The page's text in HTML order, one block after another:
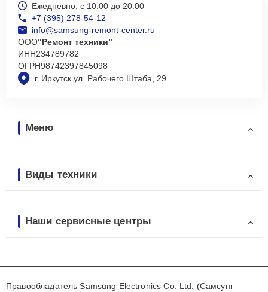
г. Иркутск ул. Рабочего Штаба, 29
Ежедневно, с 10:00 до 20:00
+7 (395) 278-54-12
info@samsung-remont-center.ru
ООО“Ремонт техники”
ИНН234789782
ОГРН98742397845098
Меню
Виды техники
Наши сервисные центры
Правообладатель Samsung Electronics Co. Ltd. (Самсунг